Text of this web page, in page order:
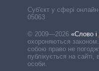
Cуб'єкт у сфері
05063
© 2009—2026 «Слово і
охороняються
собою право не
публікується на сайті,
особи.